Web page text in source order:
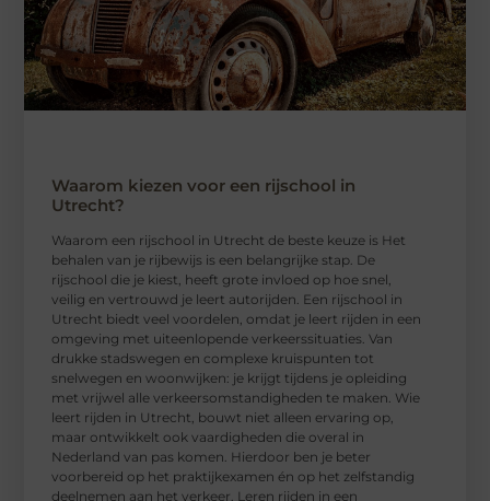
Waarom kiezen voor een rijschool in
Utrecht?
Waarom een ​​rijschool in Utrecht de beste keuze is Het
behalen van je rijbewijs is een belangrijke stap. De
rijschool die je kiest, heeft grote invloed op hoe snel,
veilig en vertrouwd je leert autorijden. Een rijschool in
Utrecht biedt veel voordelen, omdat je leert rijden in een
omgeving met uiteenlopende verkeerssituaties. Van
drukke stadswegen en complexe kruispunten tot
snelwegen en woonwijken: je krijgt tijdens je opleiding
met vrijwel alle verkeersomstandigheden te maken. Wie
leert rijden in Utrecht, bouwt niet alleen ervaring op,
maar ontwikkelt ook vaardigheden die overal in
Nederland van pas komen. Hierdoor ben je beter
voorbereid op het praktijkexamen én op het zelfstandig
deelnemen aan het verkeer. Leren rijden in een